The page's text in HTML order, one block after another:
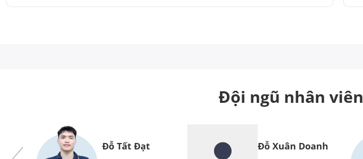
QR code, infographic hay giấy tái chế giúp tờ
Đội ngũ nhân viên
Đạt
Đỗ Xuân Doanh
Đức